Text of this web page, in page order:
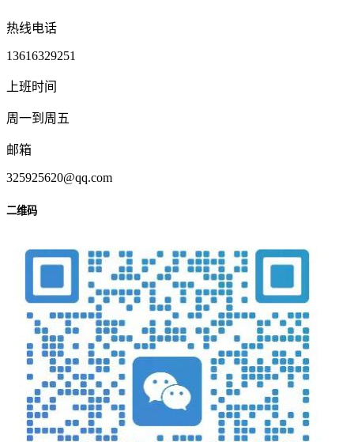
热线电话
13616329251
上班时间
周一到周五
邮箱
325925620@qq.com
二维码